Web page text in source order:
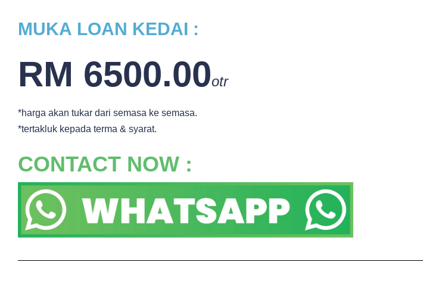
MUKA LOAN KEDAI :
RM 6500.00otr
*harga akan tukar dari semasa ke semasa.
*tertakluk kepada terma & syarat.
CONTACT NOW :